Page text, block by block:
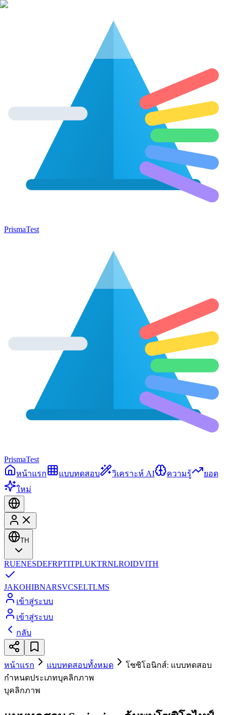
PrismaTest
PrismaTest
หน้าแรก
แบบทดสอบ วิเคราะห์ AI ความรู้
ยอด
ใหม่
TH
RUENESDEFRPTITPLUKTRNLROIDVITH
JAKOHIBNARSVCSELTLMS
เข้าสู่ระบบ
เข้าสู่ระบบ
กลับ
หน้าแรก แบบทดสอบทั้งหมด
โซซิโอนิกส์: แบบทดสอบ
กำหนดประเภทบุคลิกภาพ
บุคลิกภาพ